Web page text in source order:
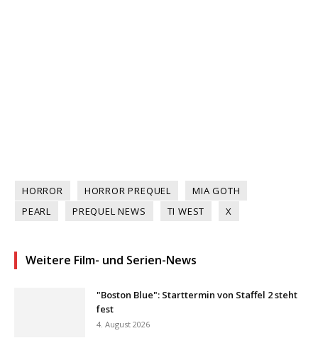
HORROR HORROR PREQUEL
MIA GOTH
PEARL
PREQUEL NEWS TI WEST X
Weitere Film- und Serien-News
"Boston Blue": Starttermin von Staffel 2 steht
fest
4. August 2026